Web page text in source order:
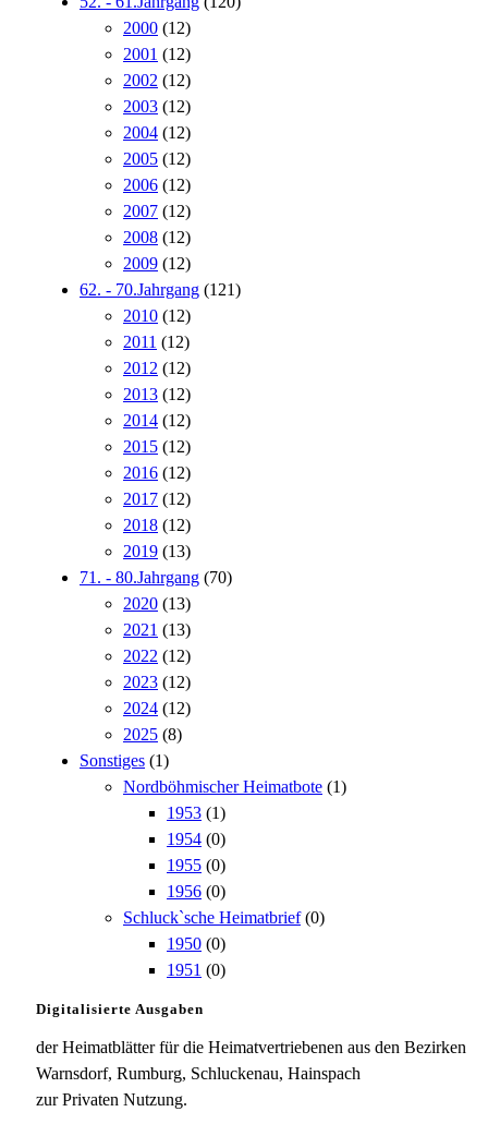
2000 (12)
2001 (12)
2002 (12)
2003 (12)
2004 (12)
2005 (12)
2006 (12)
2007 (12)
2008 (12)
2009 (12)
62. - 70.Jahrgang (121)
2010 (12)
2011 (12)
2012 (12)
2013 (12)
2014 (12)
2015 (12)
2016 (12)
2017 (12)
2018 (12)
2019 (13)
71. - 80.Jahrgang (70)
2020 (13)
2021 (13)
2022 (12)
2023 (12)
2024 (12)
2025 (8)
Sonstiges (1)
Nordböhmischer Heimatbote (1)
1953 (1)
1954 (0)
1955 (0)
1956 (0)
Schluck`sche Heimatbrief (0)
1950 (0)
1951 (0)
Digitalisierte Ausgaben
der Heimatblätter für die Heimatvertriebenen aus den Bezirken
Warnsdorf, Rumburg, Schluckenau, Hainspach
zur Privaten Nutzung.